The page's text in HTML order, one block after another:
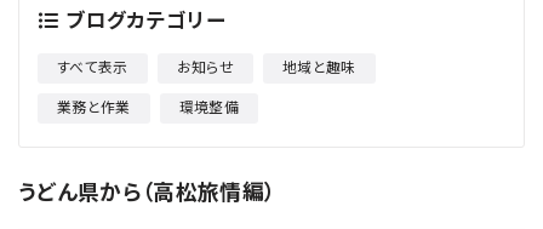
ブログカテゴリー
すべて表示 お知らせ 地域と趣味
業務と作業 環境整備
うどん県から（高松旅情編）